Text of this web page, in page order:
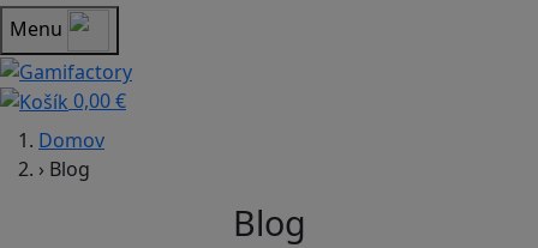
Menu
0,00 €
Domov
› Blog
Blog